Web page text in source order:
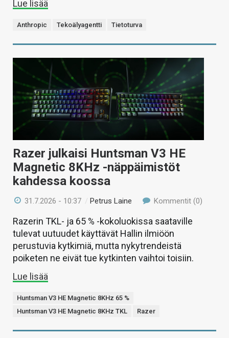
Lue lisää
Anthropic Tekoälyagentti Tietoturva
Razer julkaisi Huntsman V3 HE
Magnetic 8KHz -näppäimistöt
kahdessa koossa
31.7.2026 - 10:37 /Petrus Laine Kommentit (0)
Razerin TKL- ja 65 % -kokoluokissa saataville
tulevat uutuudet käyttävät Hallin ilmiöön
perustuvia kytkimiä, mutta nykytrendeistä
poiketen ne eivät tue kytkinten vaihtoi toisiin.
Lue lisää
Huntsman V3 HE Magnetic 8KHz 65 %
Huntsman V3 HE Magnetic 8KHz TKL
Razer